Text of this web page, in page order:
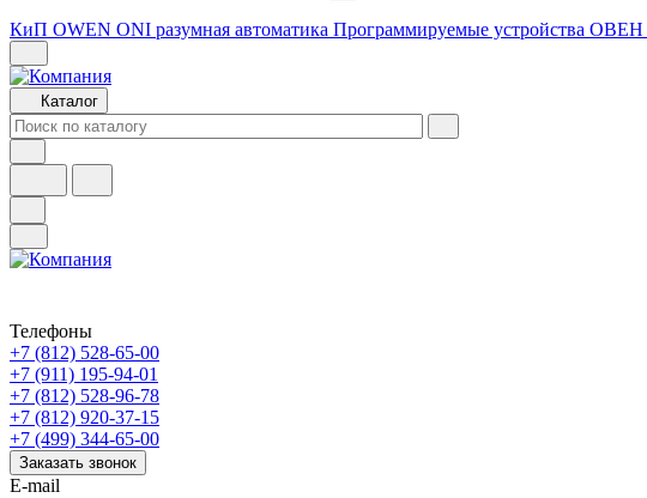
КиП OWEN ONI разумная автоматика Программируемые устройства ОВЕН
Каталог
Телефоны
+7 (812) 528-65-00
+7 (911) 195-94-01
+7 (812) 528-96-78
+7 (812) 920-37-15
+7 (499) 344-65-00
Заказать звонок
E-mail